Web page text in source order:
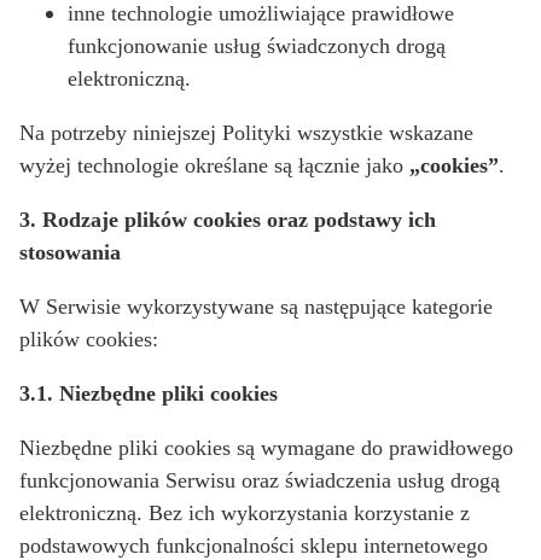
inne technologie umożliwiające prawidłowe
funkcjonowanie usług świadczonych drogą
elektroniczną.
Na potrzeby niniejszej Polityki wszystkie wskazane
wyżej technologie określane są łącznie jako „cookies”.
3. Rodzaje plików cookies oraz podstawy ich
stosowania
W Serwisie wykorzystywane są następujące kategorie
plików cookies:
3.1. Niezbędne pliki cookies
Niezbędne pliki cookies są wymagane do prawidłowego
funkcjonowania Serwisu oraz świadczenia usług drogą
elektroniczną. Bez ich wykorzystania korzystanie z
podstawowych funkcjonalności sklepu internetowego